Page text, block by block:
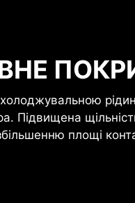
Підвищена
площі